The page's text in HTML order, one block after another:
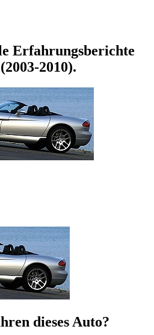
Erfahrungsberichte
2010).
dieses Auto?